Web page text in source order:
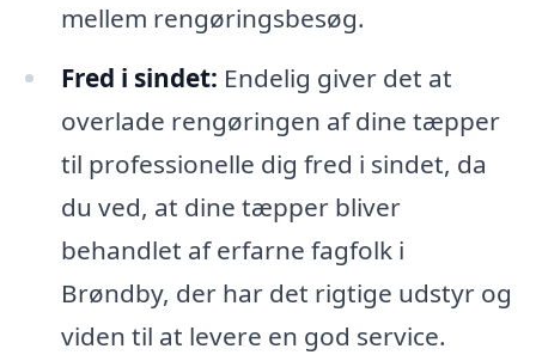
mellem rengøringsbesøg.
Fred i sindet: Endelig giver det at
overlade rengøringen af dine tæpper
til professionelle dig fred i sindet, da
du ved, at dine tæpper bliver
behandlet af erfarne fagfolk i
Brøndby, der har det rigtige udstyr og
viden til at levere en god service.